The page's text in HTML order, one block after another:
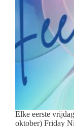
Elke eerste
oktober) Friday